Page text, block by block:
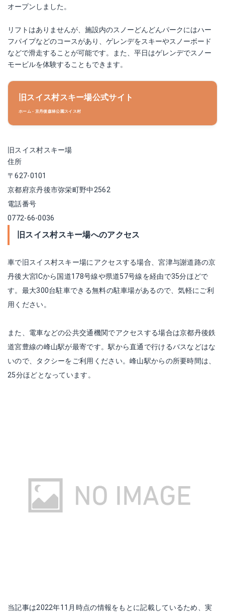
オープンしました。
リフトはありませんが、施設内のスノーどんどんパークにはハー
フパイプなどのコースがあり、ゲレンデをスキーやスノーボード
などで滑走することが可能です。また、平日はゲレンデでスノー
モービルを体験することもできます。
旧スイス村スキー場公式サイト
ホーム ‐ 京丹後森林公園スイス村
旧スイス村スキー場
住所
〒627-0101
京都府京丹後市弥栄町野中2562
電話番号
0772-66-0036
旧スイス村スキー場へのアクセス
車で旧スイス村スキー場にアクセスする場合、宮津与謝道路の京
丹後大宮ICから国道178号線や県道57号線を経由で35分ほどで
す。最大300台駐車できる無料の駐車場があるので、気軽にご利
用ください。
また、電車などの公共交通機関でアクセスする場合は京都丹後鉄
道宮豊線の峰山駅が最寄です。駅から直通で行けるバスなどはな
いので、タクシーをご利用ください。峰山駅からの所要時間は、
25分ほどとなっています。
当記事は2022年11月時点の情報をもとに記載しているため、実